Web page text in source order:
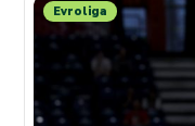
Evroliga